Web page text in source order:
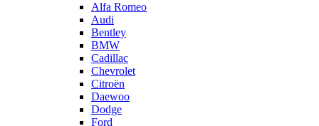
Alfa Romeo
Audi
Bentley
BMW
Cadillac
Chevrolet
Citroën
Daewoo
Dodge
Ford